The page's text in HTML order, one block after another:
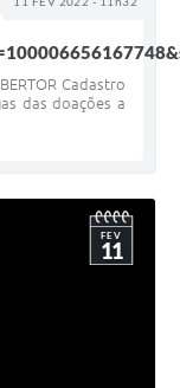
Cadastro
das doações a
FEV
11